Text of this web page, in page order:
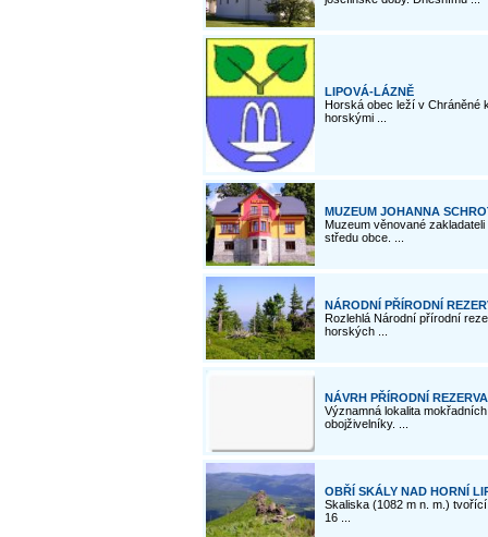
LIPOVÁ-LÁZNĚ
Horská obec leží v Chráněné
horskými ...
MUZEUM JOHANNA
Muzeum věnované
středu obce. ...
NÁRODNÍ PŘÍRODNÍ
Rozlehlá Národní přírodní
horských ...
NÁVRH PŘÍRODNÍ
Významná lokalita
obojživelníky. ...
OBŘÍ SKÁLY NAD HORNÍ
Skaliska (1082 m n. m.)
16 ...